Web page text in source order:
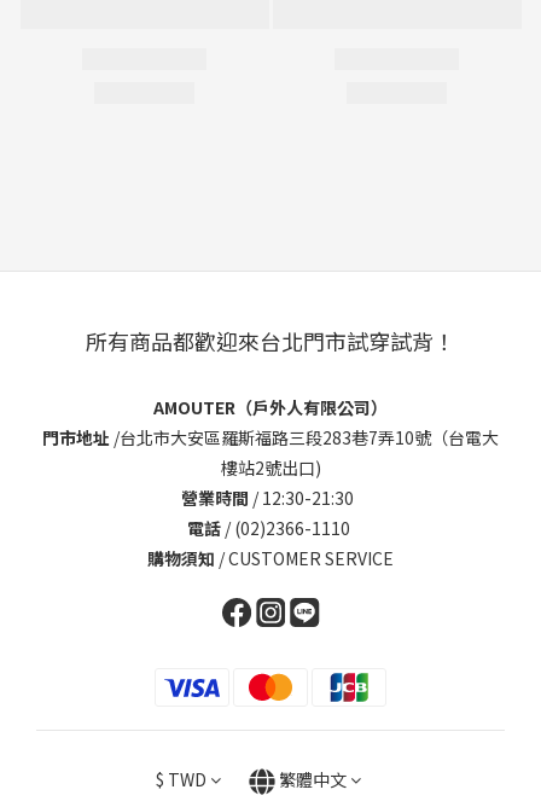
所有商品都歡迎來台北門市試穿試背！
AMOUTER（戶外人有限公司）
門市地址 /台北市大安區羅斯福路三段283巷7弄10號（台電大
樓站2號出口)
營業時間 / 12:30-21:30
電話 / (02)2366-1110
購物須知 /CUSTOMER SERVICE
$ TWD 繁體中文